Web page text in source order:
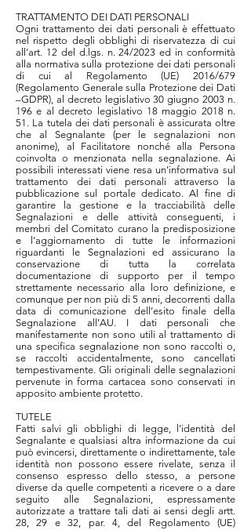
TRATTAMENTO DEI DATI PERSONALI
Ogni trattamento dei dati personali è effettuato
nel rispetto degli obblighi di riservatezza di cui
all’art. 12 del d.lgs. n. 24/2023 ed in conformità
alla normativa sulla protezione dei dati personali
di cui al Regolamento (UE) 2016/679
(Regolamento Generale sulla Protezione dei Dati
–GDPR), al decreto legislativo 30 giugno 2003 n.
196 e al decreto legislativo 18 maggio 2018 n.
51. La tutela dei dati personali è assicurata oltre
che al Segnalante (per le segnalazioni non
anonime), al Facilitatore nonché alla Persona
coinvolta o menzionata nella segnalazione. Ai
possibili interessati viene resa un’informativa sul
trattamento dei dati personali attraverso la
pubblicazione sul portale dedicato. Al fine di
garantire la gestione e la tracciabilità delle
Segnalazioni e delle attività conseguenti, i
membri del Comitato curano la predisposizione
e l’aggiornamento di tutte le informazioni
riguardanti le Segnalazioni ed assicurano la
conservazione di tutta la correlata
documentazione di supporto per il tempo
strettamente necessario alla loro definizione, e
comunque per non più di 5 anni, decorrenti dalla
data di comunicazione dell’esito finale della
Segnalazione all’AU. I dati personali che
manifestamente non sono utili al trattamento di
una specifica segnalazione non sono raccolti o,
se raccolti accidentalmente, sono cancellati
tempestivamente. Gli originali delle segnalazioni
pervenute in forma cartacea sono conservati in
apposito ambiente protetto.
TUTELE
Fatti salvi gli obblighi di legge, l’identità del
Segnalante e qualsiasi altra informazione da cui
può evincersi, direttamente o indirettamente, tale
identità non possono essere rivelate, senza il
consenso espresso dello stesso, a persone
diverse da quelle competenti a ricevere o a dare
seguito alle Segnalazioni, espressamente
autorizzate a trattare tali dati ai sensi degli artt.
28, 29 e 32, par. 4, del Regolamento (UE)